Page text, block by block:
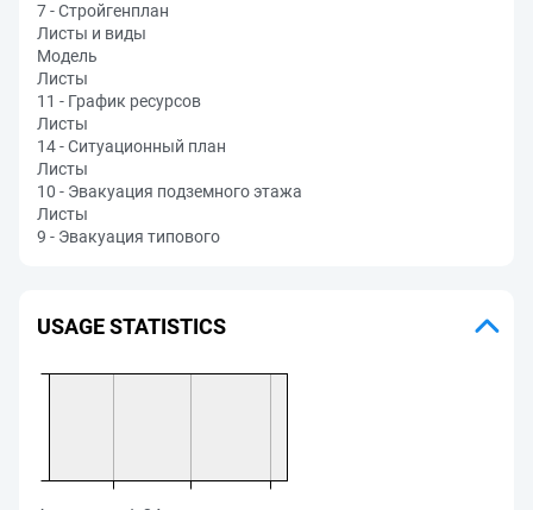
7 - Стройгенплан
Листы и виды
Модель
Листы
11 - График ресурсов
Листы
14 - Ситуационный план
Листы
10 - Эвакуация подземного этажа
Листы
9 - Эвакуация типового
USAGE STATISTICS